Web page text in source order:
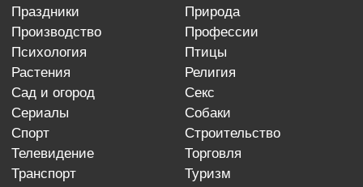
праздники
природа
производство
профессии
психология
птицы
растения
религия
сад и огород
секс
сериалы
собаки
спорт
строительство
телевидение
торговля
транспорт
туризм